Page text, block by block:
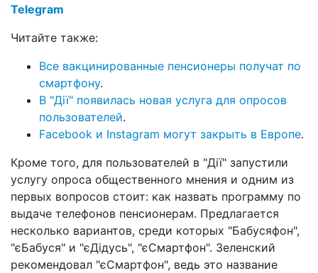
Telegram
Читайте также:
Все вакцинированные пенсионеры получат по
смартфону.
В "Дії" появилась новая услуга для опросов
пользователей.
Facebook и Instagram могут закрыть в Европе.
Кроме того, для пользователей в "Дії" запустили
услугу опроса общественного мнения и одним из
первых вопросов стоит: как назвать программу по
выдаче телефонов пенсионерам. Предлагается
несколько вариантов, среди которых "Бабусяфон",
"єБабуся" и "єДідусь", "єСмартфон". Зеленский
рекомендовал "єСмартфон", ведь это название